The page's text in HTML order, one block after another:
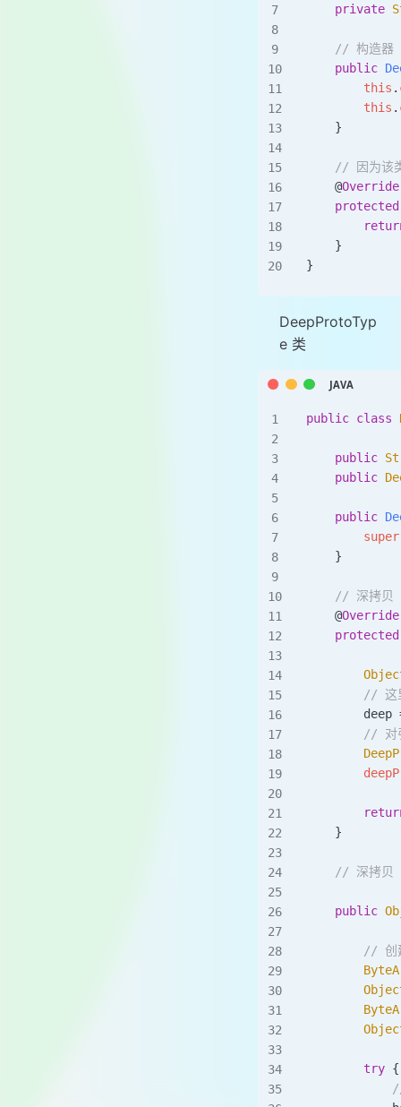
    private
    // 构造器
    public
        this
.
        this
.
    }
// 因为该
    @
Override
    protected
    }
}
DeepProtoTyp
e 类
public class
    public
    public
    public
        super
    }
// 深拷贝
    @
Override
    protected
// 这
        deep
// 对
    }
// 深拷贝
    public
// 创
        try
{